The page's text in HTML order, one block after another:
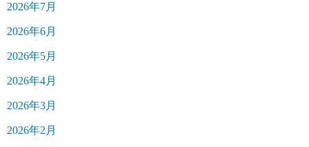
2026年7月
2026年6月
2026年5月
2026年4月
2026年3月
2026年2月